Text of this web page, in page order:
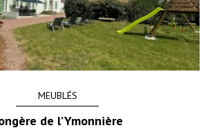
MEUBLÉS
de l’Ymonnière